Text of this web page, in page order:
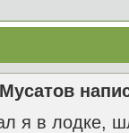
я в лодке,